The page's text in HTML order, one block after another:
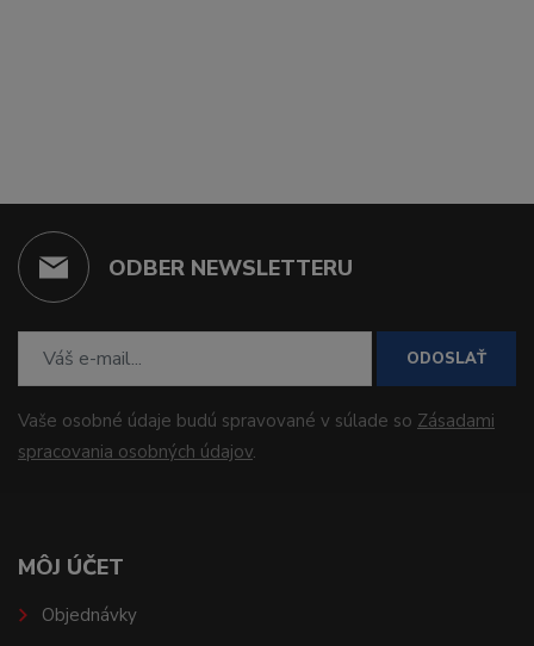
ODBER NEWSLETTERU
ODOSLAŤ
Vaše osobné údaje budú spravované v súlade so Zásadami
spracovania osobných údajov.
MÔJ ÚČET
Objednávky